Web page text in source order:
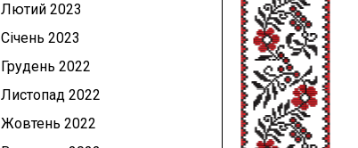
Лютий 2023
Січень 2023
Грудень 2022
Листопад 2022
Жовтень 2022